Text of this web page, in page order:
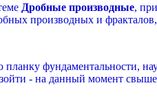
Дробные производные,
производных и
фундаментальности,
- на данный момент свыше